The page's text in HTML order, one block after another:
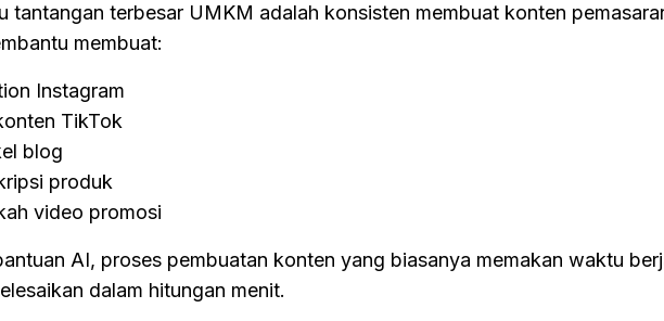
tantangan terbesar UMKM adalah konsisten membuat konten
membuat:
Instagram
TikTok
blog
produk
video promosi
AI, proses pembuatan konten yang biasanya memakan waktu
dalam hitungan menit.